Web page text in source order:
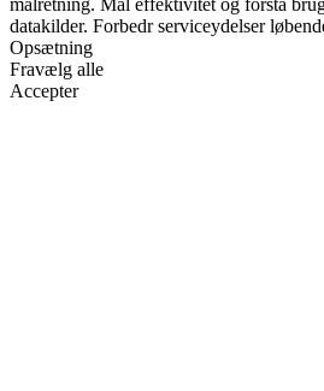
datakilder. Forbedr serviceydelser
Opsætning
Fravælg alle
Accepter